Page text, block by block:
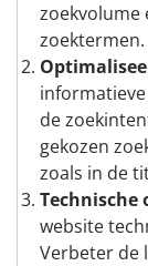
zoekvolume
zoektermen.
de
gekozen
zoals in de
website
Verbeter de